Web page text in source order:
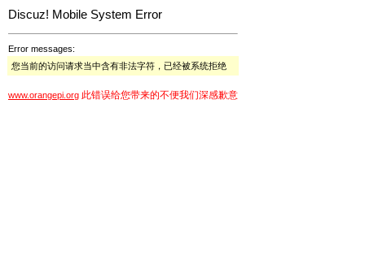
Discuz! Mobile System Error
Error messages:
您当前的访问请求当中含有非法字符，已经被系统拒绝
www.orangepi.org 此错误给您带来的不便我们深感歉意